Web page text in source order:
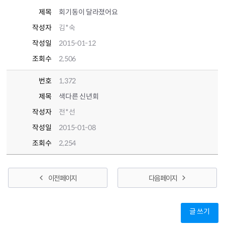
제목
회기동이 달라졌어요
작성자
김*숙
작성일
2015-01-12
조회수
2,506
번호
1,372
제목
색다른 신년회
작성자
전*선
작성일
2015-01-08
조회수
2,254
이전 페이지 다음 페이지
글 쓰기